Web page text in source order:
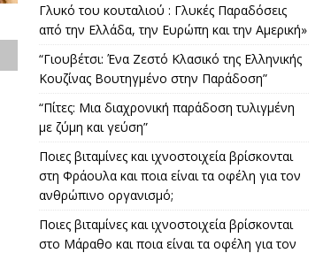
Γλυκό του κουταλιού : Γλυκές Παραδόσεις
από την Ελλάδα, την Ευρώπη και την Αμερική»
“Γιουβέτσι: Ένα Ζεστό Κλασικό της Ελληνικής
Κουζίνας Βουτηγμένο στην Παράδοση”
“Πίτες: Μια διαχρονική παράδοση τυλιγμένη
με ζύμη και γεύση”
Ποιες βιταμίνες και ιχνοστοιχεία βρίσκονται
στη Φράουλα και ποια είναι τα οφέλη για τον
ανθρώπινο οργανισμό;
Ποιες βιταμίνες και ιχνοστοιχεία βρίσκονται
στο Μάραθο και ποια είναι τα οφέλη για τον